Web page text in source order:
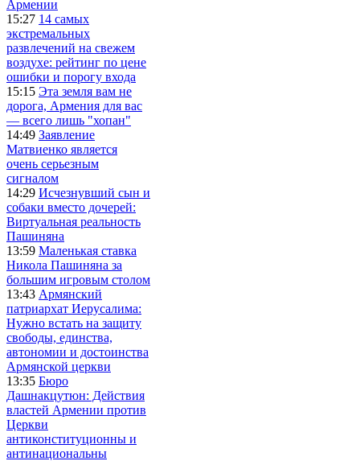
Армении
15:27 14 самых
экстремальных
развлечений на свежем
воздухе: рейтинг по цене
ошибки и порогу входа
15:15 Эта земля вам не
дорога, Армения для вас
— всего лишь "хопан"
14:49 Заявление
Матвиенко является
очень серьезным
сигналом
14:29 Исчезнувший сын и
собаки вместо дочерей:
Виртуальная реальность
Пашиняна
13:59 Маленькая ставка
Никола Пашиняна за
большим игровым столом
13:43 Армянский
патриархат Иерусалима:
Нужно встать на защиту
свободы, единства,
автономии и достоинства
Армянской церкви
13:35 Бюро
Дашнакцутюн: Действия
властей Армении против
Церкви
антиконституционны и
антинациональны